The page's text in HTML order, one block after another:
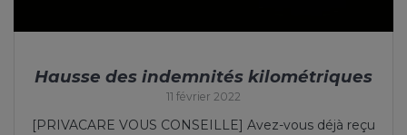
Hausse des indemnités kilométriques
11 février 2022
[PRIVACARE VOUS CONSEILLE] Avez-vous déjà reçu